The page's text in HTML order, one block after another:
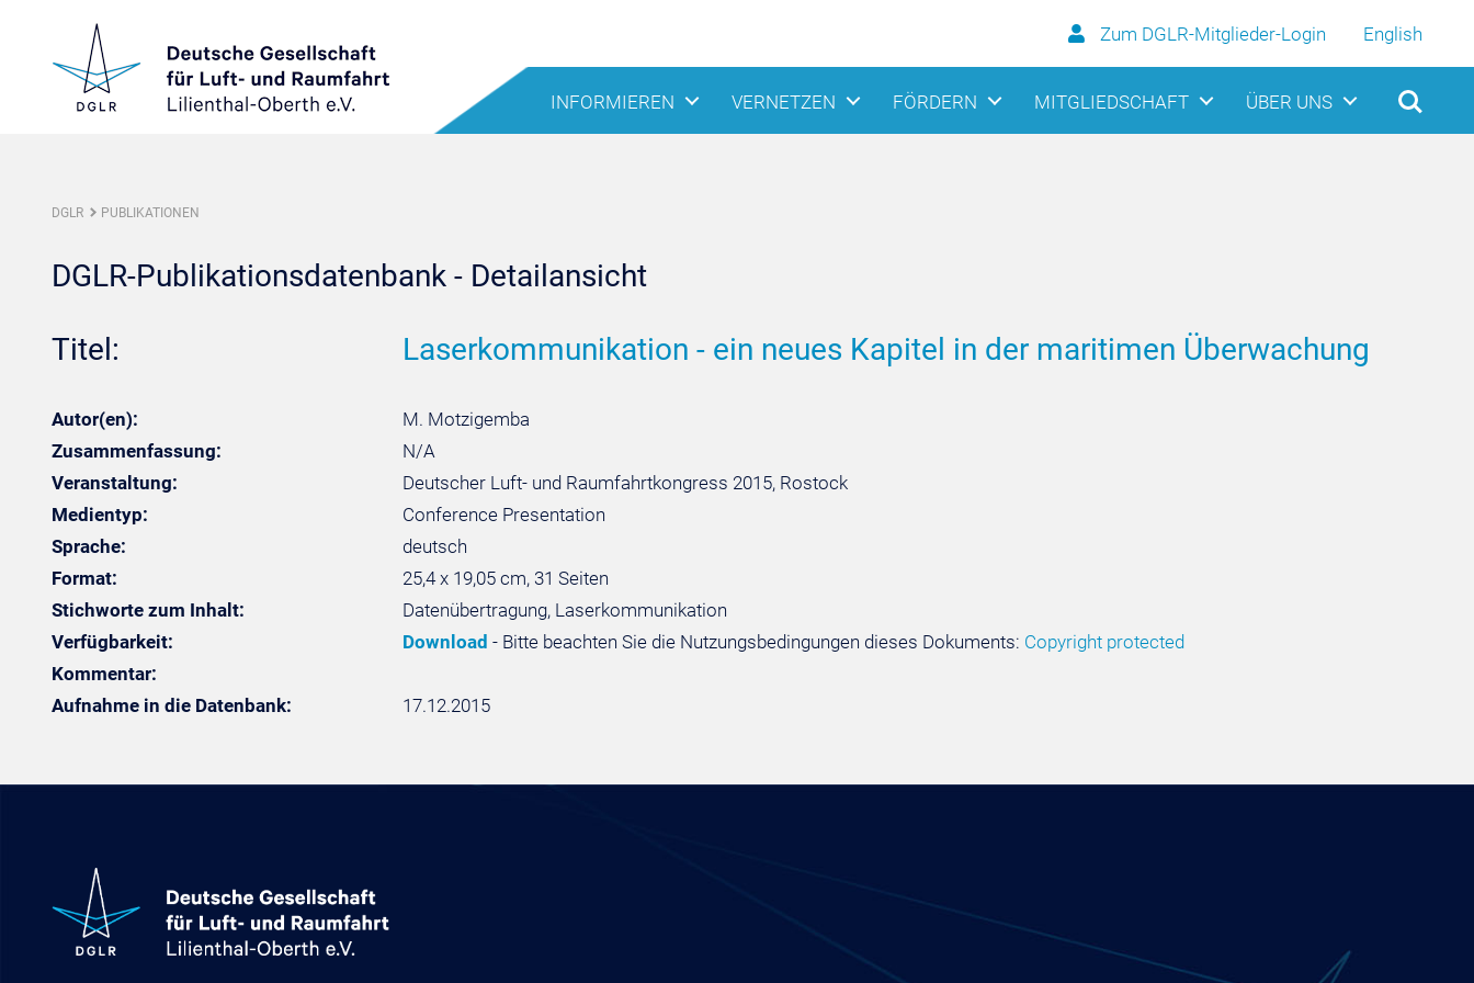
Zum DGLR-Mitglieder-Login English
INFORMIEREN VERNETZEN FÖRDERN MITGLIEDSCHAFT ÜBER UNS
DGLR PUBLIKATIONEN
DGLR-Publikationsdatenbank - Detailansicht
Titel: Laserkommunikation - ein neues Kapitel in der maritimen Überwachung
Autor(en):
M. Motzigemba
Zusammenfassung:
N/A
Veranstaltung:
Deutscher Luft- und Raumfahrtkongress 2015, Rostock
Medientyp:
Conference Presentation
Sprache:
deutsch
Format:
25,4 x 19,05 cm, 31 Seiten
Stichworte zum Inhalt:
Datenübertragung, Laserkommunikation
Verfügbarkeit:
Download - Bitte beachten Sie die Nutzungsbedingungen dieses Dokuments: Copyright protected
Kommentar:
Aufnahme in die Datenbank:
17.12.2015